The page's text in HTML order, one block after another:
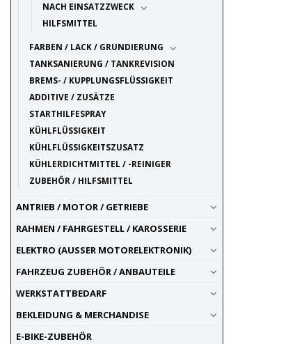
NACH EINSATZZWECK
HILFSMITTEL
FARBEN / LACK / GRUNDIERUNG
TANKSANIERUNG / TANKREVISION
BREMS- / KUPPLUNGSFLÜSSIGKEIT
ADDITIVE / ZUSÄTZE
STARTHILFESPRAY
KÜHLFLÜSSIGKEIT
KÜHLFLÜSSIGKEITSZUSATZ
KÜHLERDICHTMITTEL / -REINIGER
ZUBEHÖR / HILFSMITTEL
ANTRIEB / MOTOR / GETRIEBE
RAHMEN / FAHRGESTELL / KAROSSERIE
ELEKTRO (AUSSER MOTORELEKTRONIK)
FAHRZEUG ZUBEHÖR / ANBAUTEILE
WERKSTATTBEDARF
BEKLEIDUNG & MERCHANDISE
E-BIKE-ZUBEHÖR